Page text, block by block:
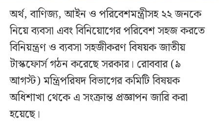
অর্থ, বাণিজ্য, আইন ও পরিবেশমন্ত্রীসহ ২২ জনকে
নিয়ে ব্যবসা এবং বিনিয়োগের পরিবেশ সহজ করতে
বিনিয়ন্ত্রণ ও ব্যবসা সহজীকরণ বিষয়ক জাতীয়
টাস্কফোর্স গঠন করেছে সরকার। রোববার (৯
আগস্ট) মন্ত্রিপরিষদ বিভাগের কমিটি বিষয়ক
অধিশাখা থেকে এ সংক্রান্ত প্রজ্ঞাপন জারি করা
হয়েছে।